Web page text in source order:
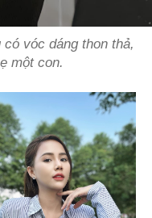
vóc dáng thon thả,
một con.